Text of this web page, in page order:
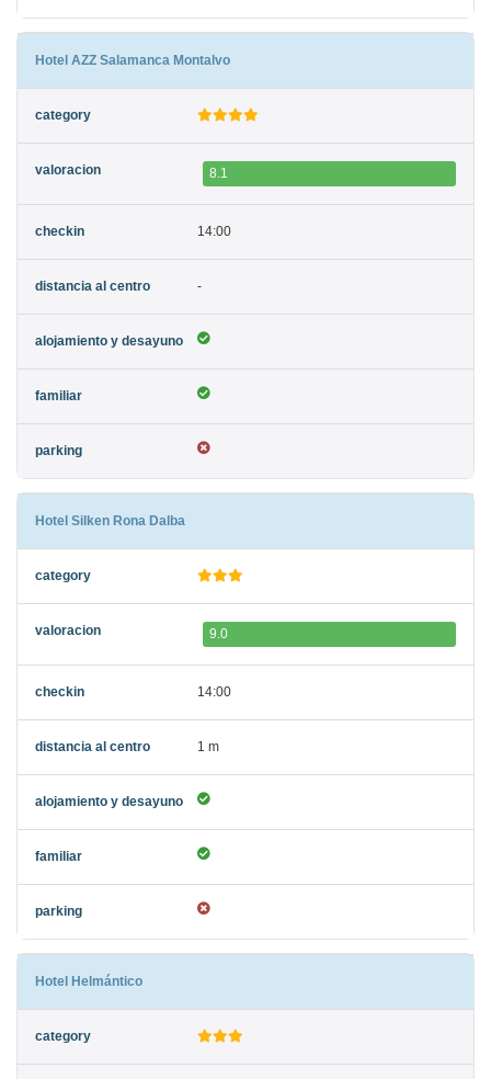
Hotel AZZ Salamanca Montalvo
8.1
14:00
-
Hotel Silken Rona Dalba
9.0
14:00
1 m
Hotel Helmántico